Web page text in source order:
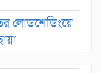
লোডশেডিংয়ে